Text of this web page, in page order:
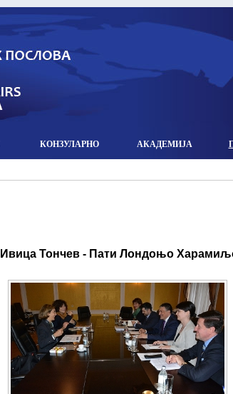
КОНЗУЛАРНO АКАДЕМИЈА
Ивица Тончев - Пати Лондоњо